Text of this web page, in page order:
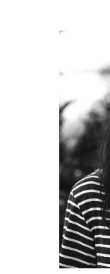
AUS
WEINE